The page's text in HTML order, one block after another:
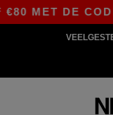
DE CODE